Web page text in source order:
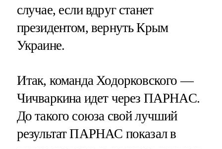
случае, если вдруг станет
президентом, вернуть Крым
Украине.
Итак, команда Ходорковского —
Чичваркина идет через ПАРНАС.
До такого союза свой лучший
результат ПАРНАС показал в